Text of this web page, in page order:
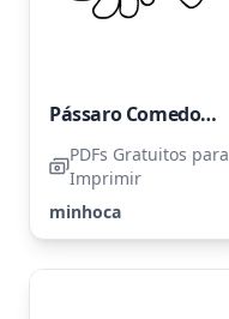
Pássaro Comedor de Minhocas
PDFs Gratuitos para
Imprimir
minhoca